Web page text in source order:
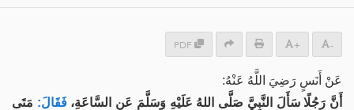
PDF + -
عَنْ أَنَسٍ رَضِيَ اللَّهُ عَنْهُ:
أَنَّ رَجُلًا سَأَلَ النَّبِيَّ صَلَّى اللهُ عَلَيْهِ وَسَلَّمَ عَنِ السَّاعَةِ، فَقَالَ: مَتَى